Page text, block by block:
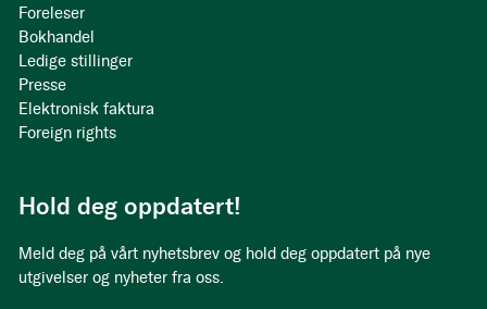
Foreleser
Bokhandel
Ledige stillinger
Presse
Elektronisk faktura
Foreign rights
Hold deg oppdatert!
Meld deg på vårt nyhetsbrev og hold deg oppdatert på nye
utgivelser og nyheter fra oss.